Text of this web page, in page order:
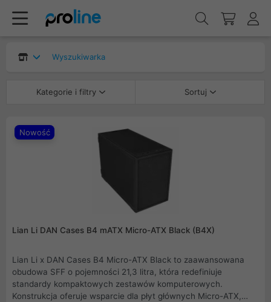
Wyszukiwarka
Kategorie i filtry Sortuj
Nowość
Lian Li DAN Cases B4 mATX Micro-ATX Black (B4X)
Lian Li x DAN Cases B4 Micro-ATX Black to zaawansowana
obudowa SFF o pojemności 21,3 litra, która redefiniuje
standardy kompaktowych zestawów komputerowych.
Konstrukcja oferuje wsparcie dla płyt głównych Micro-ATX,